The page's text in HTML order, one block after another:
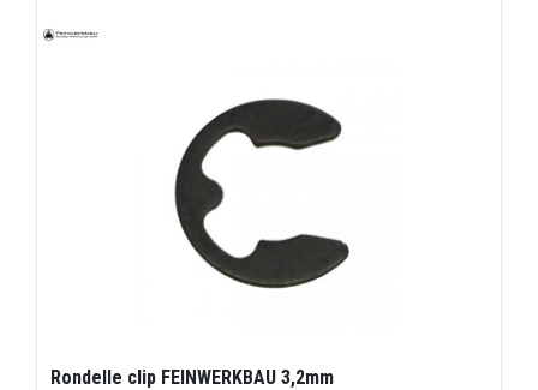
Rondelle clip FEINWERKBAU 3,2mm